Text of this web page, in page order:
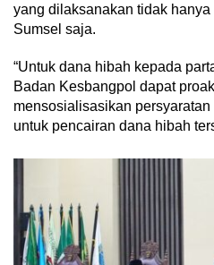
yang dilaksanakan tidak
Sumsel saja.
“Untuk dana hibah kepada
Badan Kesbangpol dapat
mensosialisasikan
untuk pencairan dana hibah